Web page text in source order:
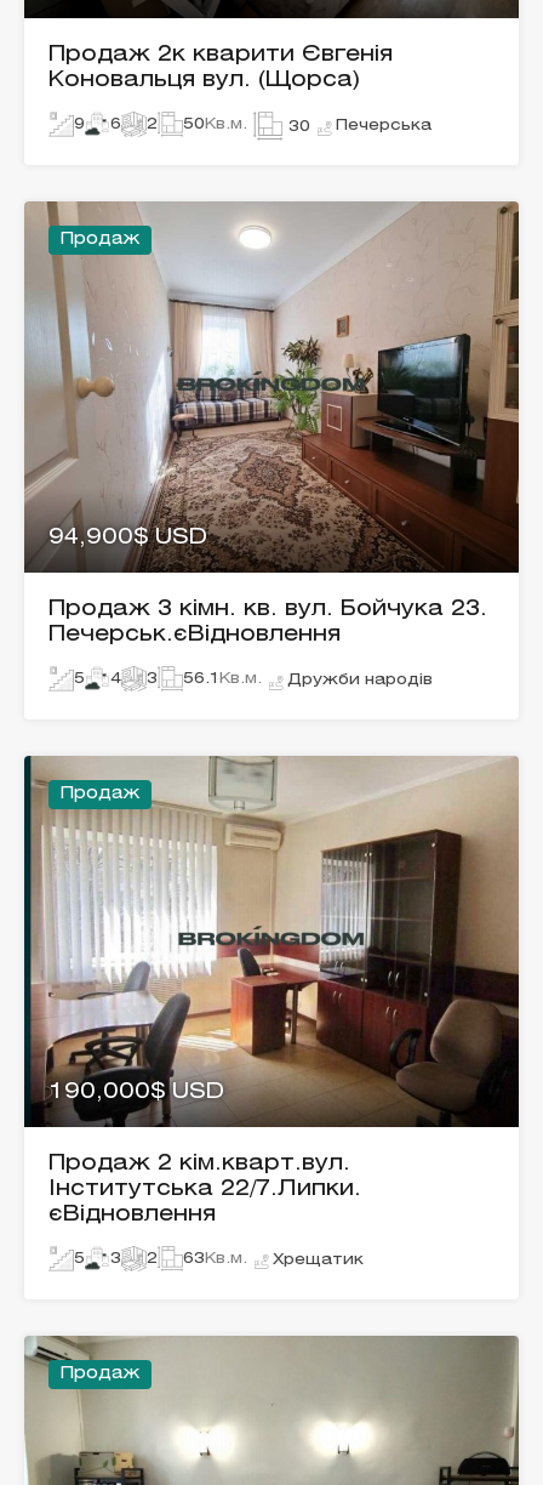
Продаж 2к кварити Євгенія
Коновальця вул. (Щорса)
9 6 2 50 Кв.м. 30 Печерська
Продаж
94,900$ USD
Продаж 3 кімн. кв. вул. Бойчука 23.
Печерськ.єВідновлення
5 4 3 56.1 Кв.м. Дружби народів
Продаж
190,000$ USD
Продаж 2 кім.кварт.вул.
Інститутська 22/7.Липки.
єВідновлення
5 3 2 63 Кв.м. Хрещатик
Продаж